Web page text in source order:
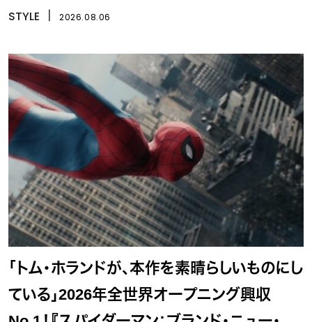
STYLE 2026.08.06
「トム・ホランドが、本作を素晴らしいものにし
ている」2026年全世界オープニング興収